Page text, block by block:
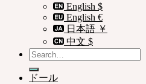
English $
English €
日本語 ￥
中文 $
Search
for:
ドール